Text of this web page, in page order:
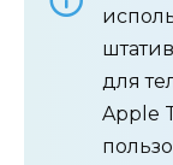
для
Apple